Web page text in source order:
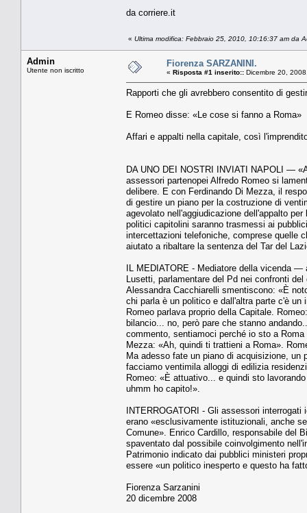
da corriere.it
« Ultima modifica: Febbraio 25, 2010, 10:16:37 am da
Admin
Utente non iscritto
Fiorenza SARZANINI.
« Risposta #1 inserito:: Dicembre 20,
Rapporti che gli avrebbero consentito di
E Romeo disse: «Le cose si fanno a Roma»
Affari e appalti nella capitale, così
DA UNO DEI NOSTRI INVIATI NAPOLI —
assessori partenopei Alfredo Romeo si
delibere. E con Ferdinando Di Mezza, il
di gestire un piano per la costruzione di
agevolato nell'aggiudicazione dell'appalto
politici capitolini saranno trasmessi ai
intercettazioni telefoniche, comprese quelle
aiutato a ribaltare la sentenza del Tar del
IL MEDIATORE - Mediatore della vicenda
Lusetti, parlamentare del Pd nei confronti
Alessandra Cacchiarelli smentiscono: «È
chi parla è un politico e dall'altra parte c'è
Romeo parlava proprio della Capitale.
bilancio... no, però pare che stanno
commento, sentiamoci perché io sto a
Mezza: «Ah, quindi ti trattieni a Roma».
Ma adesso fate un piano di acquisizione,
facciamo ventimila alloggi di edilizia
Romeo: «È attuativo... e quindi sto
uhmm ho capito!».
INTERROGATORI - Gli assessori
erano «esclusivamente istituzionali, anche
Comune». Enrico Cardillo, responsabile del
spaventato dal possibile coinvolgimento
Patrimonio indicato dai pubblici ministeri
essere «un politico inesperto e questo ha
Fiorenza Sarzanini
20 dicembre 2008